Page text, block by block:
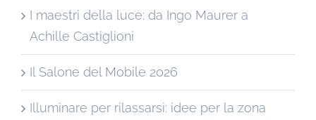
I maestri della luce: da Ingo Maurer a
Achille Castiglioni
Il Salone del Mobile 2026
Illuminare per rilassarsi: idee per la zona